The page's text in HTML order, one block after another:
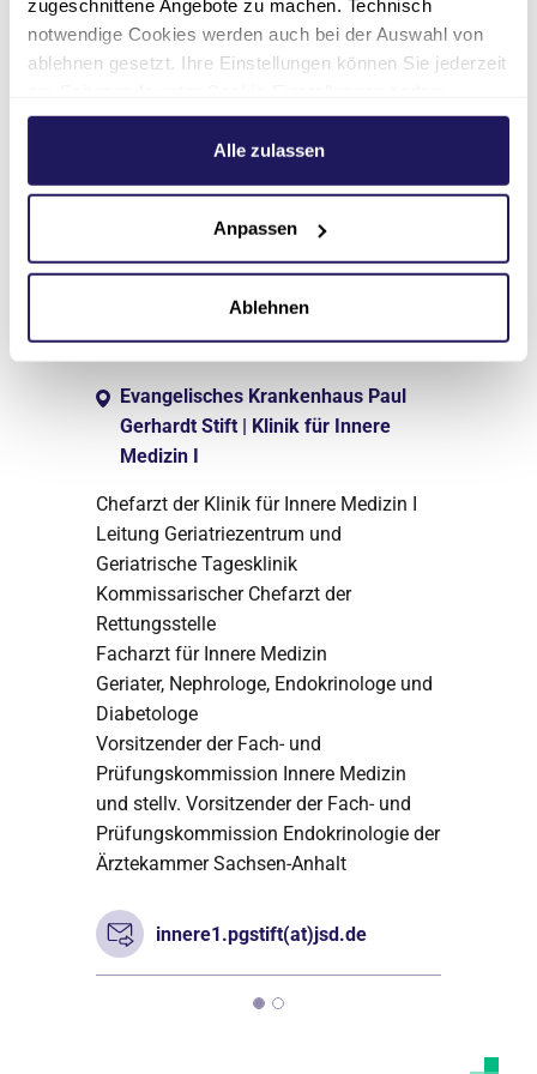
zugeschnittene Angebote zu machen. Technisch
notwendige Cookies werden auch bei der Auswahl von
ablehnen gesetzt. Ihre Einstellungen können Sie jederzeit
Weitere Informationen hierzu finden Sie in unserer
.Alle zulassen
Anpassen
Ablehnen
Chefarzt
Apl. Prof. Dr. med. Peter
Michael Jehle
Evangelisches Krankenhaus Paul
Gerhardt Stift | Klinik für Innere
Medizin I
Chefarzt der Klinik für Innere Medizin I
Leitung Geriatriezentrum und
Geriatrische Tagesklinik
Kommissarischer Chefarzt der
Rettungsstelle
Facharzt für Innere Medizin
Geriater, Nephrologe, Endokrinologe und
Diabetologe
Vorsitzender der Fach- und
Prüfungskommission Innere Medizin
und stellv. Vorsitzender der Fach- und
Prüfungskommission Endokrinologie der
Ärztekammer Sachsen-Anhalt
innere1.pgstift(at)jsd.de